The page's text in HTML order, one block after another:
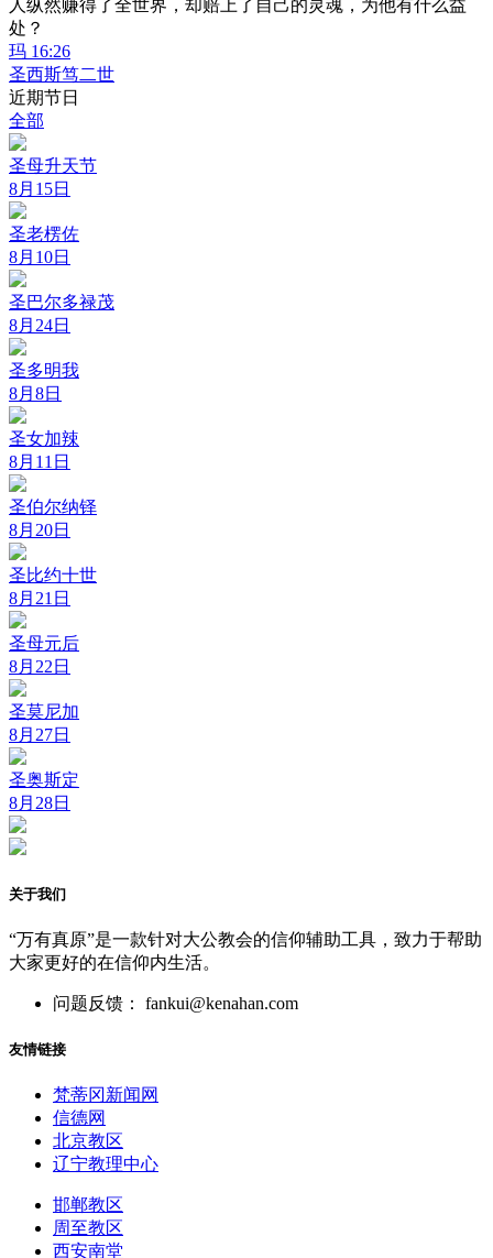
人纵然赚得了全世界，却赔上了自己的灵魂，为他有什么益
处？
玛 16:26
圣西斯笃二世
近期节日
全部
圣母升天节
8月15日
圣老楞佐
8月10日
圣巴尔多禄茂
8月24日
圣多明我
8月8日
圣女加辣
8月11日
圣伯尔纳铎
8月20日
圣比约十世
8月21日
圣母元后
8月22日
圣莫尼加
8月27日
圣奥斯定
8月28日
关于我们
“万有真原”是一款针对大公教会的信仰辅助工具，致力于帮助
大家更好的在信仰内生活。
问题反馈： fankui@kenahan.com
友情链接
梵蒂冈新闻网
信德网
北京教区
辽宁教理中心
邯郸教区
周至教区
西安南堂